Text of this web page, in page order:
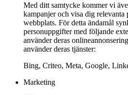
Med ditt samtycke kommer vi
kampanjer och visa dig
webbplats. För detta ändamål
personuppgifter med följande
använder deras
använder deras tjänster:
Bing, Criteo, Meta, Google,
Marketing